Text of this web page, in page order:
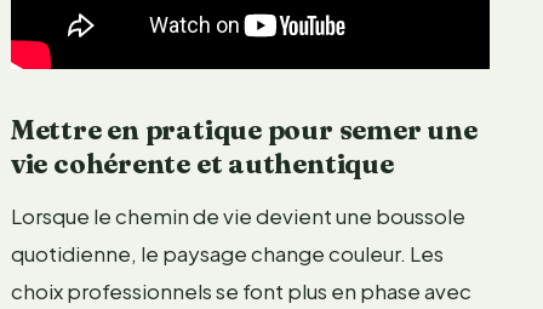
Mettre en pratique pour semer une
vie cohérente et authentique
Lorsque le chemin de vie devient une boussole
quotidienne, le paysage change couleur. Les
choix professionnels se font plus en phase avec